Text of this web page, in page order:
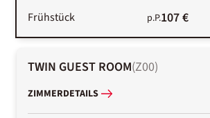
Frühstück p.P.107 €
TWIN GUEST ROOM(Z00)
ZIMMERDETAILS